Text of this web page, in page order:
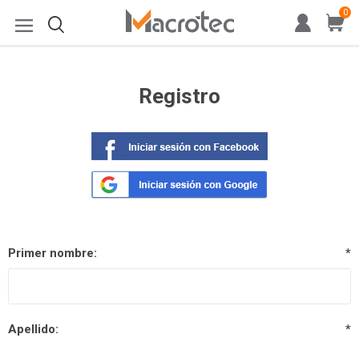
0
Registro
Primer nombre: *
Apellido: *